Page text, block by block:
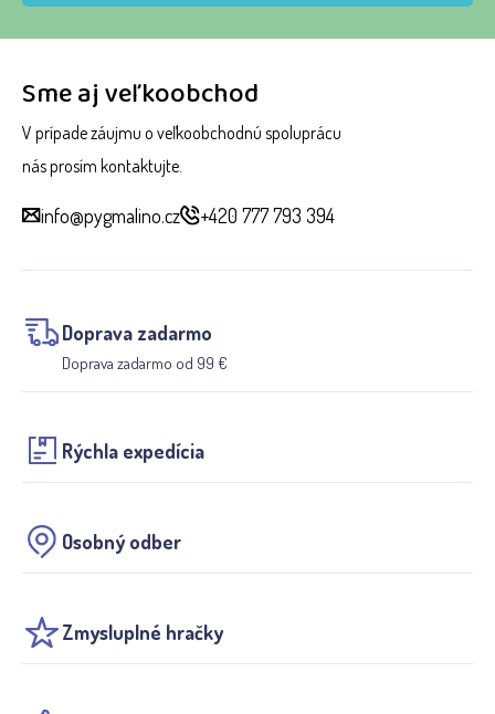
Sme aj veľkoobchod
V prípade záujmu o veľkoobchodnú spoluprácu
nás prosím kontaktujte.
info@pygmalino.cz +420 777 793 394
Doprava zadarmo
Doprava zadarmo od 99 €
Rýchla expedícia
Osobný odber
Zmysluplné hračky